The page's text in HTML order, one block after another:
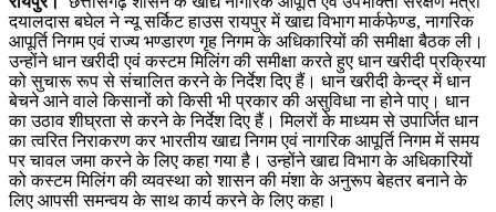
दयालदास बघेल ने न्यू सर्किट हाउस रायपुर में खाद्य विभाग मार्कफेण्ड, नागरिक
आपूर्ति निगम एवं राज्य भण्डारण गृह निगम के अधिकारियों की समीक्षा बैठक ली।
उन्होंने धान खरीदी एवं कस्टम मिलिंग की समीक्षा करते हुए धान खरीदी प्रक्रिया
को सुचारू रूप से संचालित करने के निर्देश दिए हैं। धान खरीदी केन्द्र में धान
बेचने आने वाले किसानों को किसी भी प्रकार की असुविधा ना होने पाए। धान
का उठाव शीघ्रता से करने के निर्देश दिए हैं। मिलरों के माध्यम से उपार्जित धान
का त्वरित निराकरण कर भारतीय खाद्य निगम एवं नागरिक आपूर्ति निगम में समय
पर चावल जमा करने के लिए कहा गया है। उन्होंने खाद्य विभाग के अधिकारियों
को कस्टम मिलिंग की व्यवस्था को शासन की मंशा के अनुरूप बेहतर बनाने के
लिए आपसी समन्वय के साथ कार्य करने के लिए कहा।